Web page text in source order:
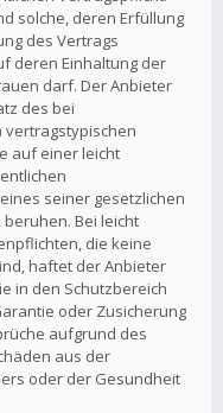
solche, deren Erfüllung
des Vertrags
deren Einhaltung der
darf. Der Anbieter
des bei
auf einer leicht
seiner gesetzlichen
Bei leicht
die keine
haftet der Anbieter
in den Schutzbereich
oder Zusicherung
aufgrund des
aus der
oder der Gesundheit